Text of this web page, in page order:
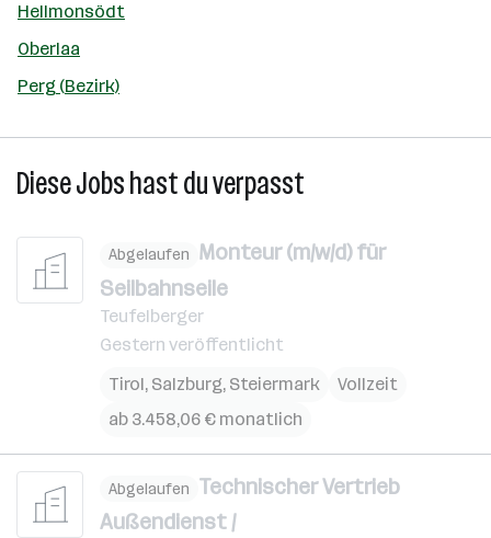
Hellmonsödt
Oberlaa
Perg (Bezirk)
Diese Jobs hast du verpasst
Abgelaufen Monteur (m/w/d) für
Seilbahnseile
Teufelberger
Gestern veröffentlicht
Tirol, Salzburg, Steiermark
Vollzeit
ab 3.458,06 € monatlich
Abgelaufen Technischer Vertrieb
Außendienst /